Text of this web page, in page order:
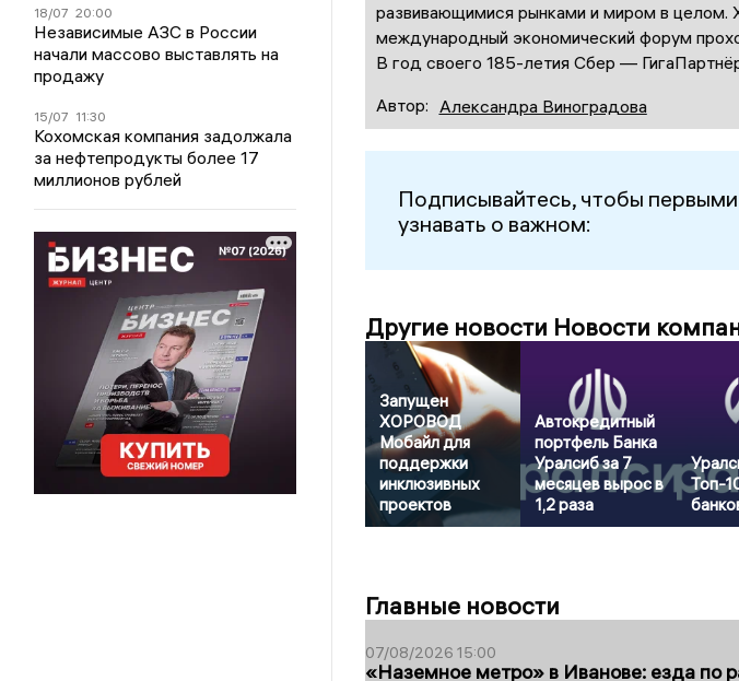
18/07 20:00
Независимые АЗС в России
начали массово выставлять на
продажу
15/07 11:30
Кохомская компания задолжала
за нефтепродукты более 17
миллионов рублей
развивающимися рынками и миром в целом.
международный экономический форум
В год своего 185-летия Сбер —
Автор: Александра Виноградова
Подписывайтесь, чтобы первыми
узнавать о важном:
Другие новости Новости
Запущен
ХОРОВОД
Мобайл для
поддержки
инклюзивных
проектов
Автокредитный
портфель Банка
Уралсиб за 7
месяцев вырос в
1,2 раза
Топ-
Главные новости
07/08/2026 15:00
«Наземное метро» в Иванове: езда по